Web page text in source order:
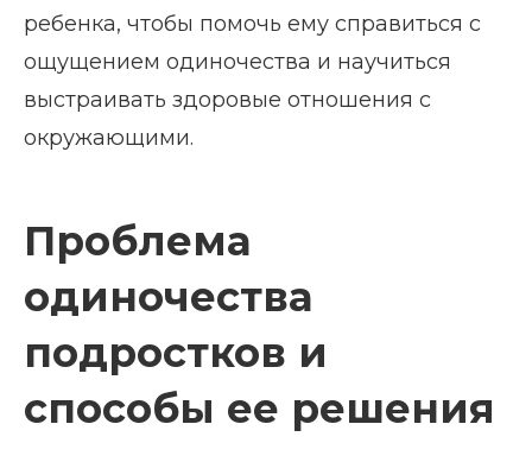
ребенка, чтобы помочь ему справиться с
ощущением одиночества и научиться
выстраивать здоровые отношения с
окружающими.
Проблема
одиночества
подростков и
способы ее решения